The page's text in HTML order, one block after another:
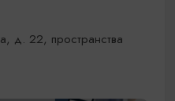
д. 22, пространства